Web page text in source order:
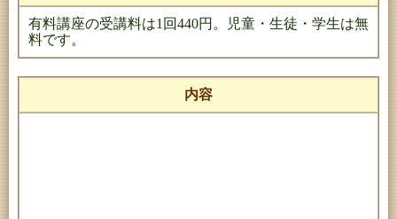
有料講座の受講料は1回440円。児童・生徒・学生は無
料です。
内容